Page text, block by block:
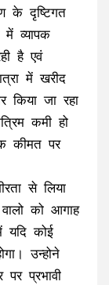
के दृष्टिगत
में व्यापक
है एवं
में खरीद
किया जा रहा
कमी हो
कीमत पर
से लिया
को आगाह
कोई
उन्होने
प्रभावी